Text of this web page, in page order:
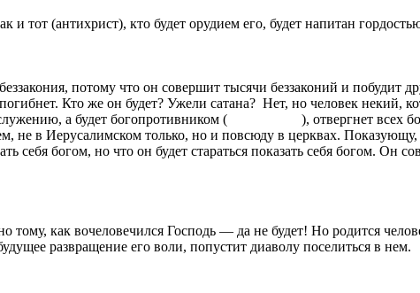
и тот (антихрист), кто будет орудием его, будет напитан
потому что он совершит тысячи беззаконий и
Кто же он будет? Ужели сатана? Нет, но человек некий,
а будет богопротивником ( ), отвергнет всех
не в Иерусалимском только, но и повсюду в церквах.
себя богом, но что он будет стараться показать себя богом. Он
тому, как вочеловечился Господь — да не будет! Но родится
развращение его воли, попустит диаволу поселиться в нем.